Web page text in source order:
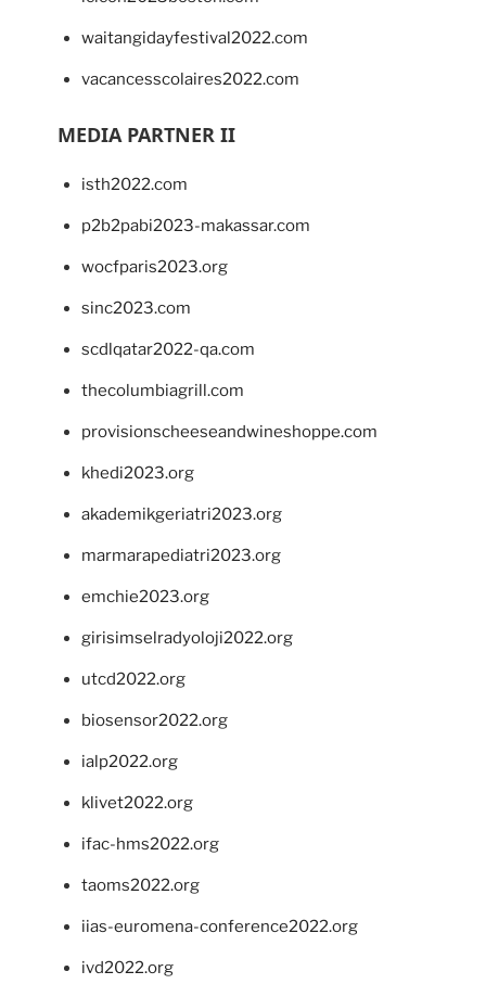
waitangidayfestival2022.com
vacancesscolaires2022.com
MEDIA PARTNER II
isth2022.com
p2b2pabi2023-makassar.com
wocfparis2023.org
sinc2023.com
scdlqatar2022-qa.com
thecolumbiagrill.com
provisionscheeseandwineshoppe.com
khedi2023.org
akademikgeriatri2023.org
marmarapediatri2023.org
emchie2023.org
girisimselradyoloji2022.org
utcd2022.org
biosensor2022.org
ialp2022.org
klivet2022.org
ifac-hms2022.org
taoms2022.org
iias-euromena-conference2022.org
ivd2022.org